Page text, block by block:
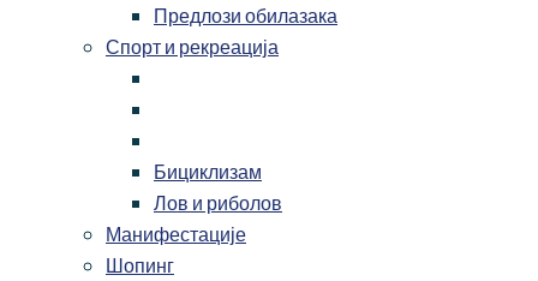
Предлози обилазака
Спорт и рекреација
Бициклизам
Лов и риболов
Манифестације
Шопинг